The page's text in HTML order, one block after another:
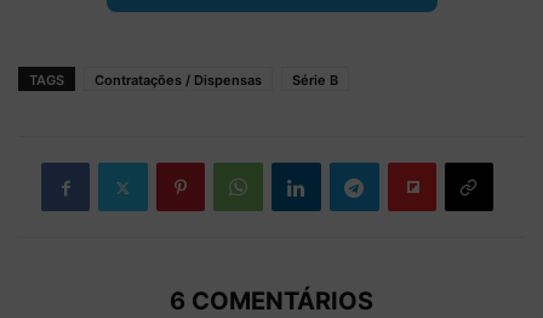
TAGS Contratações / Dispensas Série B
6 COMENTÁRIOS